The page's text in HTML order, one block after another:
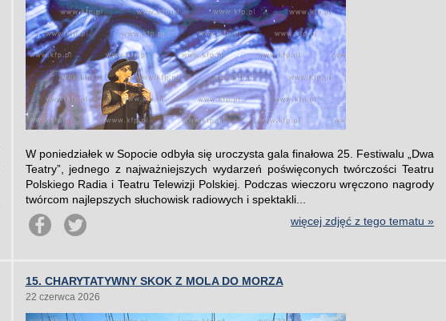
W poniedziałek w Sopocie odbyła się uroczysta gala finałowa 25. Festiwalu „Dwa
Teatry”, jednego z najważniejszych wydarzeń poświęconych twórczości Teatru
Polskiego Radia i Teatru Telewizji Polskiej. Podczas wieczoru wręczono nagrody
twórcom najlepszych słuchowisk radiowych i spektakli...
więcej zdjęć z tego tematu »
15. CHARYTATYWNY SKOK Z MOLA DO MORZA
22 czerwca 2026